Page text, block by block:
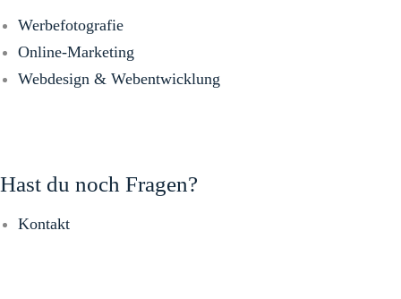
Werbefotografie
Online-Marketing
Webdesign & Webentwicklung
Hast du noch Fragen?
Kontakt